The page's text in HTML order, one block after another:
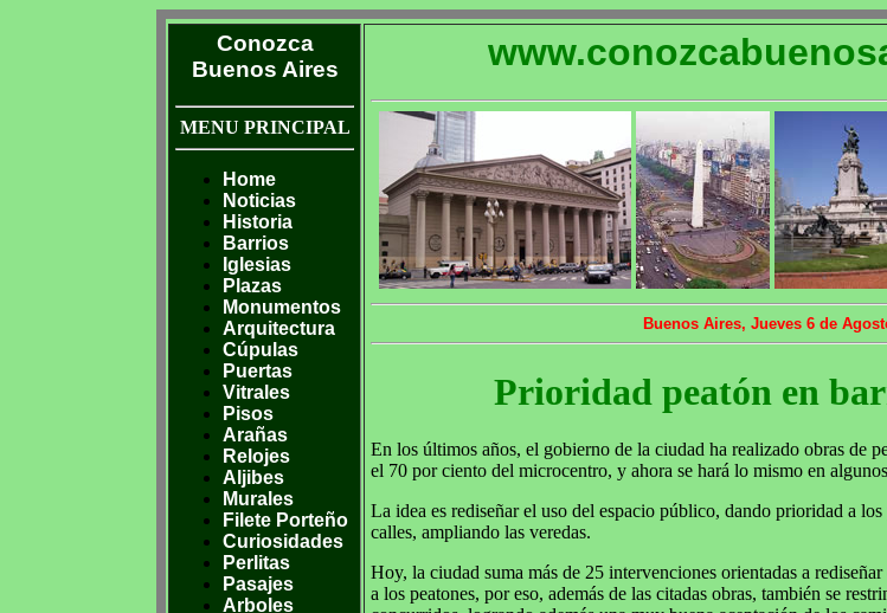
Conozca
Buenos Aires
MENU PRINCIPAL
Home
Noticias
Historia
Barrios
Iglesias
Plazas
Monumentos
Arquitectura
Cúpulas
Puertas
Vitrales
Pisos
Arañas
Relojes
Aljibes
Murales
Filete Porteño
Curiosidades
Perlitas
Pasajes
Arboles
Buenos Aires, Jueves 6 de
Prioridad peatón en
En los últimos años, el gobierno de la ciudad ha realizado obras de
el 70 por ciento del microcentro, y ahora se hará lo mismo en
La idea es rediseñar el uso del espacio público, dando prioridad a
calles, ampliando las veredas.
Hoy, la ciudad suma más de 25 intervenciones orientadas a
a los peatones, por eso, además de las citadas obras, también se